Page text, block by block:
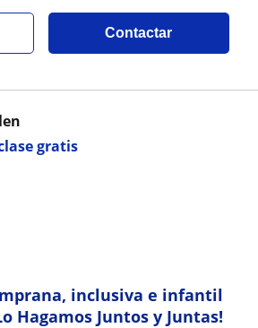
Contactar
gratis
inclusiva e infantil
Hagamos Juntos y Juntas!